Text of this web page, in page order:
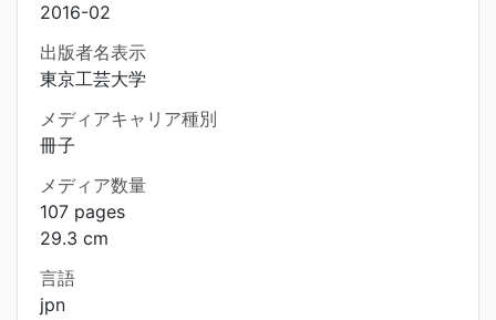
2016-02
出版者名表示
東京工芸大学
メディアキャリア種別
冊子
メディア数量
107 pages
29.3 cm
言語
jpn